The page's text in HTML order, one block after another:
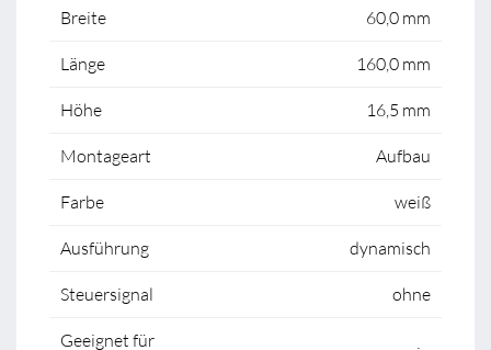
Breite 60,0 mm
Länge 160,0 mm
Höhe 16,5 mm
Montageart Aufbau
Farbe weiß
Ausführung dynamisch
Steuersignal ohne
Geeignet für